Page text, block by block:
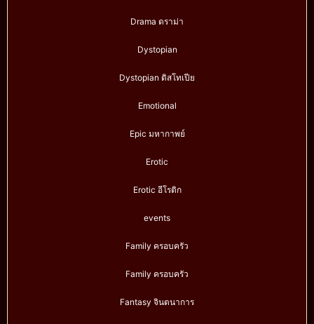
Drama ดราม่า
Dystopian
Dystopian ดิสโทเปีย
Emotional
Epic มหากาพย์
Erotic
Erotic อีโรติก
events
Family ครอบครัว
Family ครอบครัว
Fantasy จินตนาการ